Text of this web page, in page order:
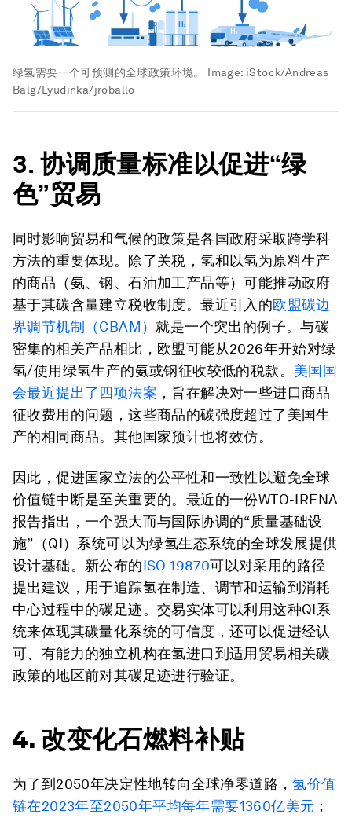
绿氢需要一个可预测的全球政策环境。 Image: iStock/Andreas
Balg/Lyudinka/jroballo
3.协调质量标准以促进“绿
色”贸易
同时影响贸易和气候的政策是各国政府采取跨学科
方法的重要体现。除了关税，氢和以氢为原料生产
的商品（氨、钢、石油加工产品等）可能推动政府
基于其碳含量建立税收制度。最近引入的欧盟碳边
界调节机制（CBAM ） 就是一个突出的例子。与碳
密集的相关产品相比，欧盟可能从2026年开始对绿
氢/使用绿氢生产的氨或钢征收较低的税款。 美国国
会最近提出了四项法案 ，旨在解决对一些进口商品
征收费用的问题，这些商品的碳强度超过了美国生
产的相同商品。其他国家预计也将效仿。
因此，促进国家立法的公平性和一致性以避免全球
价值链中断是至关重要的。最近的一份WTO-IRENA
报告指出，一个强大而与国际协调的“质量基础设
施”（QI）系统可以为绿氢生态系统的全球发展提供
设计基础。新公布的ISO 19870可以对采用的路径
提出建议，用于追踪氢在制造、调节和运输到消耗
中心过程中的碳足迹。交易实体可以利用这种QI系
统来体现其碳量化系统的可信度，还可以促进经认
可、有能力的独立机构在氢进口到适用贸易相关碳
政策的地区前对其碳足迹进行验证。
4. 改变化石燃料补贴
为了到2050年决定性地转向全球净零道路，氢价值
链在2023年至2050年平均每年需要1360亿美元 ；